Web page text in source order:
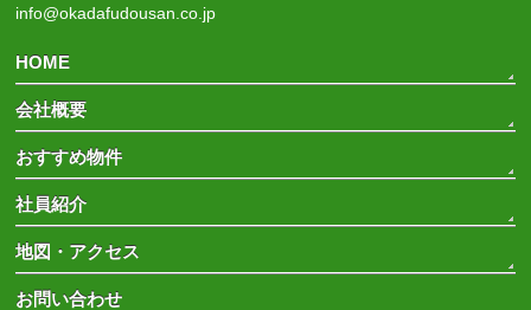
info@okadafudousan.co.jp
HOME
会社概要
おすすめ物件
社員紹介
地図・アクセス
お問い合わせ